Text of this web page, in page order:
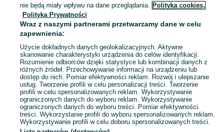
Mapa kategorii
Mapa miejscowości
Mapa ministron
Popularne wyszukiwania
nie będą miały wpływu na dane przeglądania. Polityka cookies,
Polityka Prywatności
Wraz z naszymi partnerami przetwarzamy dane w celu
zapewnienia:
Użycie dokładnych danych geolokalizacyjnych. Aktywne
skanowanie charakterystyki urządzenia do celów identyfikacji.
Rozumienie odbiorców dzięki statystyce lub kombinacji danych z
różnych źródeł. Przechowywanie informacji na urządzeniu lub
dostęp do nich. Pomiar efektywności reklam. Rozwój i ulepszanie
usług. Tworzenie profili w celu personalizacji treści. Tworzenie
profili w celu spersonalizowanych reklam. Wykorzystywanie
ograniczonych danych do wyboru reklam. Wykorzystywanie
ograniczonych danych do wyboru treści. Pomiar efektywności
treści. Wykorzystanie profili do wyboru spersonalizowanych reklam.
Wykorzystywanie profili w celu doboru spersonalizowanych treści.